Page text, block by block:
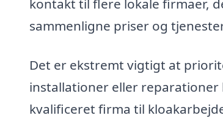
kontakt til flere lokale firmaer,
sammenligne priser og
Det er ekstremt vigtigt at
installationer eller reparationer
kvalificeret firma til